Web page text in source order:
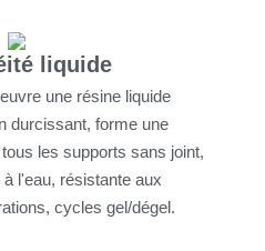
liquide
une résine liquide
durcissant, forme une
les supports sans joint,
l'eau, résistante aux
cycles gel/dégel.